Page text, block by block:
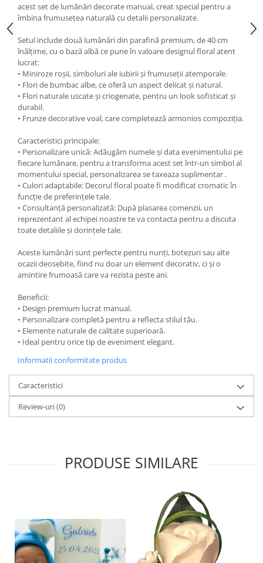
acest set de lumânări decorate manual, creat special pentru a
îmbina frumusețea naturală cu detalii personalizate.
Setul include două lumânări din parafină premium, de 40 cm
înălțime, cu o bază albă ce pune în valoare designul floral atent
lucrat:
• Miniroze roșii, simboluri ale iubirii și frumuseții atemporale.
• Flori de bumbac albe, ce oferă un aspect delicat și natural.
• Flori naturale uscate și criogenate, pentru un look sofisticat și
durabil.
• Frunze decorative voal, care completează armonios compoziția.
Caracteristici principale:
• Personalizare unică: Adăugăm numele și data evenimentului pe
fiecare lumânare, pentru a transforma acest set într-un simbol al
momentului special, personalizarea se taxeaza suplimentar .
• Culori adaptabile: Decorul floral poate fi modificat cromatic în
funcție de preferințele tale.
• Consultanță personalizată: După plasarea comenzii, un
reprezentant al echipei noastre te va contacta pentru a discuta
toate detaliile și dorințele tale.
Aceste lumânări sunt perfecte pentru nunți, botezuri sau alte
ocazii deosebite, fiind nu doar un element decorativ, ci și o
amintire frumoasă care va rezista peste ani.
Beneficii:
• Design premium lucrat manual.
• Personalizare completă pentru a reflecta stilul tău.
• Elemente naturale de calitate superioară.
• Ideal pentru orice tip de eveniment elegant.
Informatii conformitate produs
Caracteristici
Review-uri(0)
PRODUSE SIMILARE